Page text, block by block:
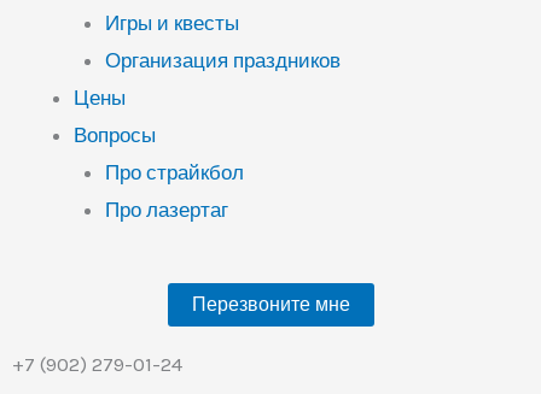
Игры и квесты
Организация праздников
Цены
Вопросы
Про страйкбол
Про лазертаг
Перезвоните мне
+7 (902) 279-01-24